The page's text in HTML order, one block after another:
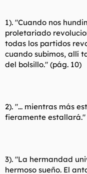
1). "Cuando nos
proletariado
todas los partidos
cuando subimos, allí
del bolsillo." (pág. 10)
2). "... mientras más
fieramente estallará."
3). "La hermandad
hermoso sueño. El